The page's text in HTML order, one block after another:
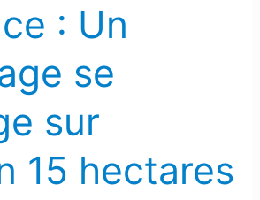
: Un
se
sur
15 hectares